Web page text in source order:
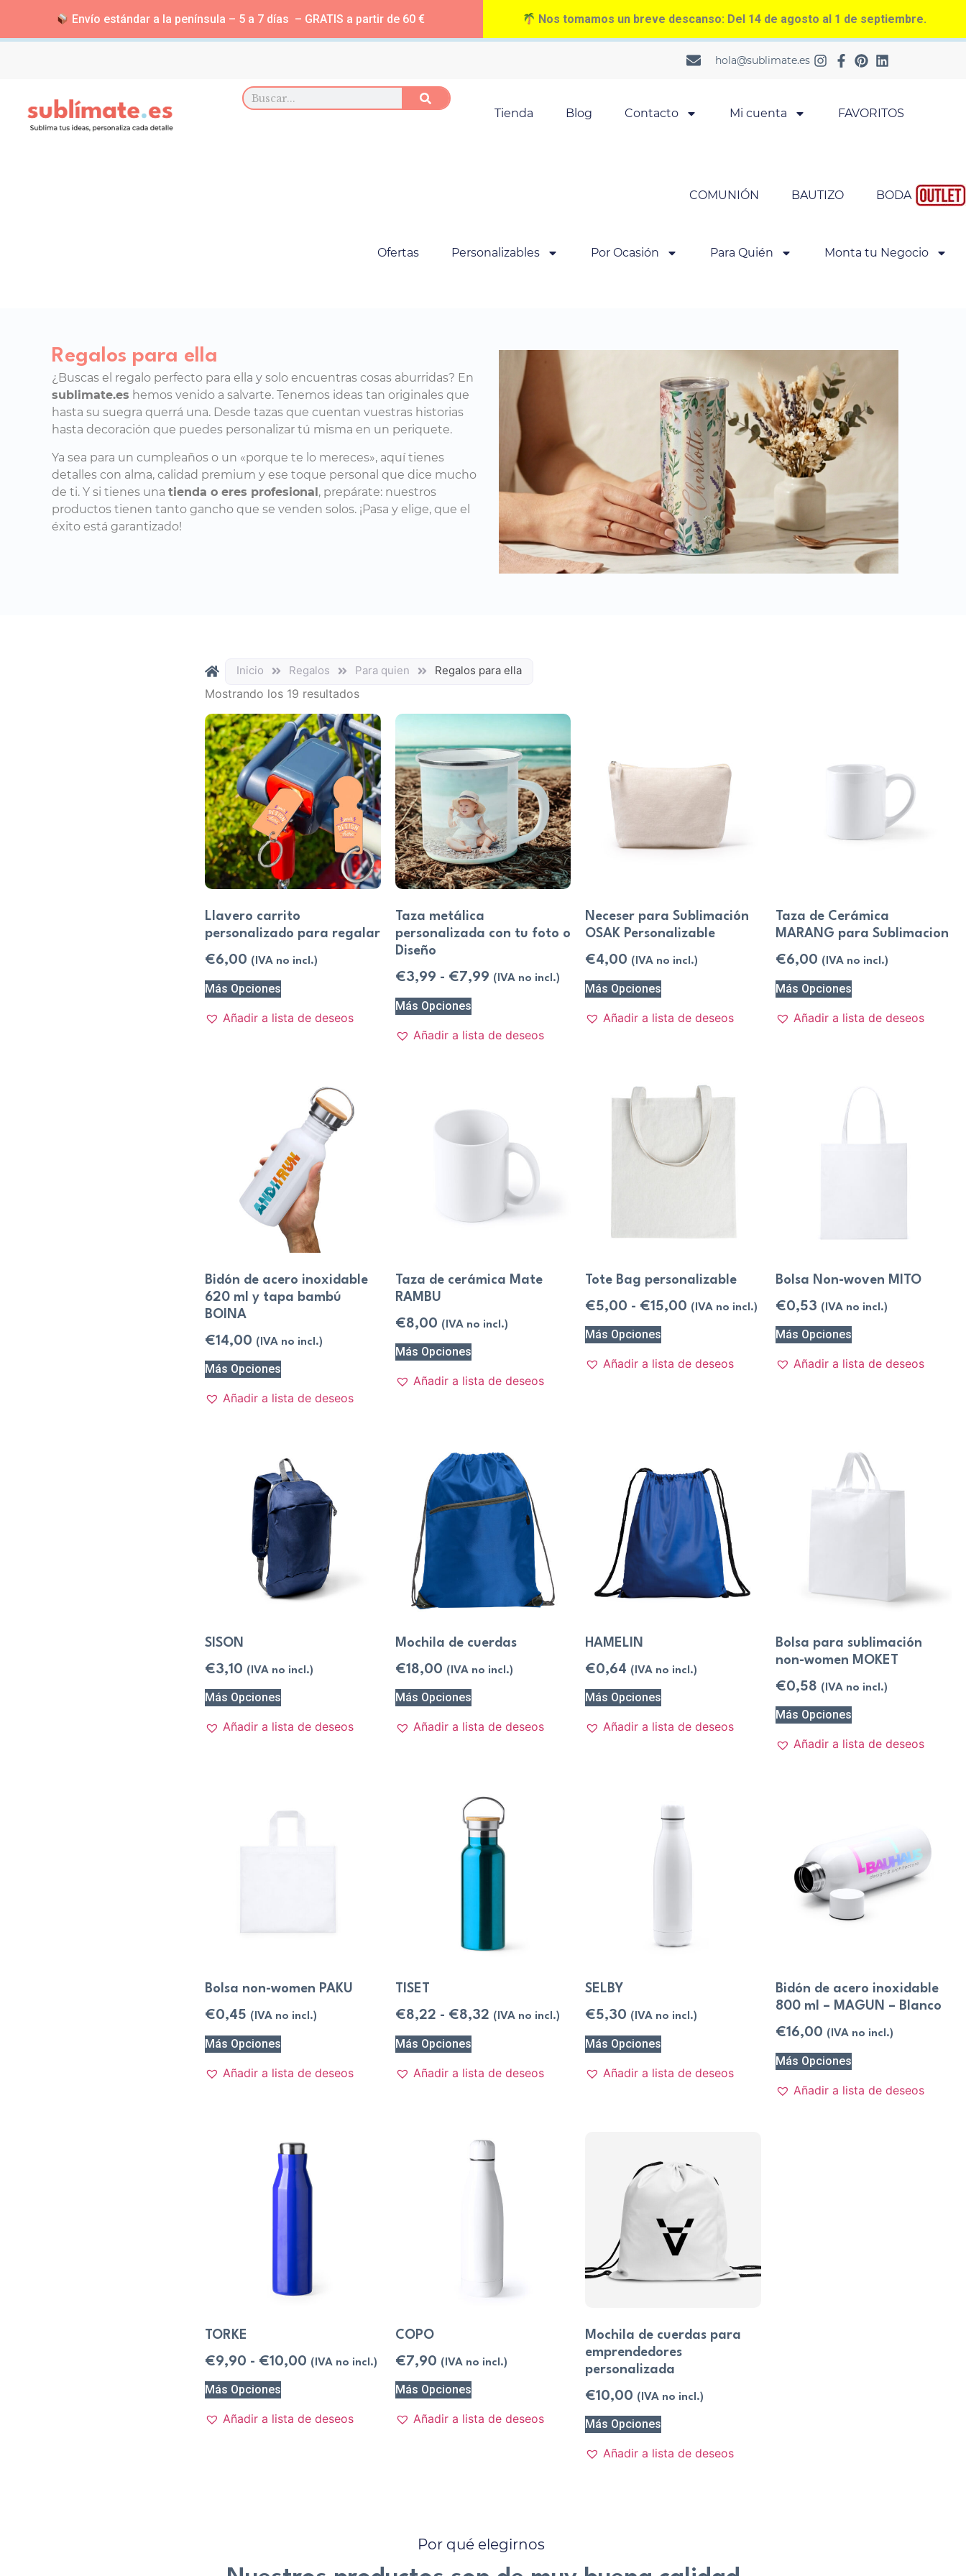
Envío estándar a la península – 5 a 7 días – GRATIS a partir de 60 € Nos tomamos un breve descanso: Del 14 de agosto al 1 de septiembre.
hola@sublimate.es
Tienda Blog Contacto Mi cuenta FAVORITOS
COMUNIÓN BAUTIZO BODA
Ofertas Personalizables Por Ocasión Para Quién Monta tu Negocio
Regalos para ella
¿Buscas el regalo perfecto para ella y solo encuentras cosas aburridas? En
sublimate.es hemos venido a salvarte. Tenemos ideas tan originales que
hasta su suegra querrá una. Desde tazas que cuentan vuestras historias
hasta decoración que puedes personalizar tú misma en un periquete.
Ya sea para un cumpleaños o un «porque te lo mereces», aquí tienes
detalles con alma, calidad premium y ese toque personal que dice mucho
de ti. Y si tienes una tienda o eres profesional, prepárate: nuestros
productos tienen tanto gancho que se venden solos. ¡Pasa y elige, que el
éxito está garantizado!
Inicio Regalos Para quien Regalos para ella
Mostrando los 19 resultados
Llavero carrito
personalizado para regalar
€6,00 (IVA no incl.)
Más Opciones
Añadir a lista de deseos
Taza metálica
personalizada con tu foto o
Diseño
€3,99 - €7,99 (IVA no incl.)
Más Opciones
Añadir a lista de deseos
Neceser para Sublimación
OSAK Personalizable
€4,00 (IVA no incl.)
Más Opciones
Añadir a lista de deseos
Taza de Cerámica
MARANG para Sublimacion
€6,00 (IVA no incl.)
Más Opciones
Añadir a lista de deseos
Bidón de acero inoxidable
620 ml y tapa bambú
BOINA
€14,00 (IVA no incl.)
Más Opciones
Añadir a lista de deseos
Taza de cerámica Mate
RAMBU
€8,00 (IVA no incl.)
Más Opciones
Añadir a lista de deseos
Tote Bag personalizable
€5,00 - €15,00 (IVA no incl.)
Más Opciones
Añadir a lista de deseos
Bolsa Non-woven MITO
€0,53 (IVA no incl.)
Más Opciones
Añadir a lista de deseos
SISON
€3,10 (IVA no incl.)
Más Opciones
Añadir a lista de deseos
Mochila de cuerdas
€18,00 (IVA no incl.)
Más Opciones
Añadir a lista de deseos
HAMELIN
€0,64 (IVA no incl.)
Más Opciones
Añadir a lista de deseos
Bolsa para sublimación
non-women MOKET
€0,58 (IVA no incl.)
Más Opciones
Añadir a lista de deseos
Bolsa non-women PAKU
€0,45 (IVA no incl.)
Más Opciones
Añadir a lista de deseos
TISET
€8,22 - €8,32 (IVA no incl.)
Más Opciones
Añadir a lista de deseos
SELBY
€5,30 (IVA no incl.)
Más Opciones
Añadir a lista de deseos
Bidón de acero inoxidable
800 ml – MAGUN – Blanco
€16,00 (IVA no incl.)
Más Opciones
Añadir a lista de deseos
TORKE
€9,90 - €10,00 (IVA no incl.)
Más Opciones
Añadir a lista de deseos
COPO
€7,90 (IVA no incl.)
Más Opciones
Añadir a lista de deseos
Mochila de cuerdas para
emprendedores
personalizada
€10,00 (IVA no incl.)
Más Opciones
Añadir a lista de deseos
Por qué elegirnos